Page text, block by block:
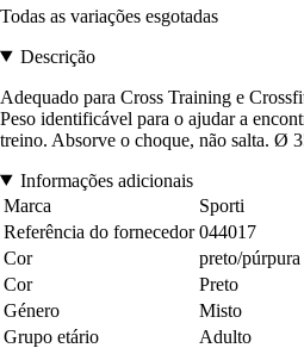
Todas as variações esgotadas
Descrição
Adequado para Cross Training e
Peso identificável para o ajudar a
treino. Absorve o choque, não salta. Ø
Informações adicionais
Marca
Sporti
Referência do fornecedor 044017
Cor
preto/púrpura
Cor
Preto
Género
Misto
Grupo etário
Adulto